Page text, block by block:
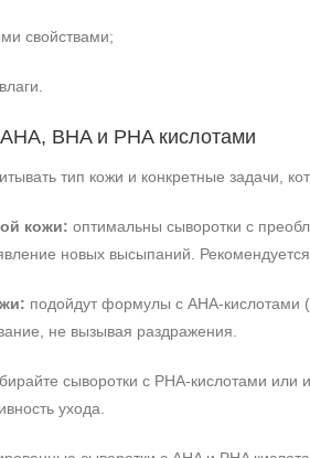
свойствами;
BHA и PHA кислотами
тип кожи и конкретные задачи,
кожи: оптимальны сыворотки с
новых высыпаний.
подойдут формулы с AHA-кислотами
не вызывая раздражения.
сыворотки с PHA-кислотами или
ухода.